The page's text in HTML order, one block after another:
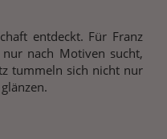
entdeckt. Für Franz
nur nach Motiven sucht,
tummeln sich nicht nur